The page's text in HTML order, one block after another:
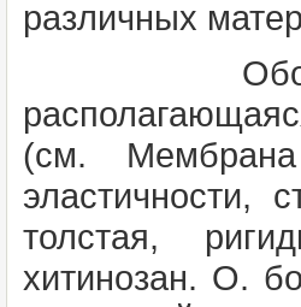
различных
(см.
эластичности,
толстая,
хитинозан. О.